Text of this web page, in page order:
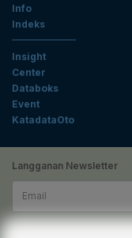
Info
Indeks
Insight
Center
Databoks
Event
KatadataOto
Langganan Newsletter